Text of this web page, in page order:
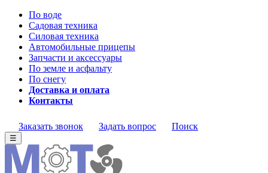
По воде
Садовая техника
Силовая техника
Автомобильные прицепы
Запчасти и аксессуары
По земле и асфальту
По снегу
Доставка и оплата
Контакты
Заказать звонок Задать вопрос Поиск
☰